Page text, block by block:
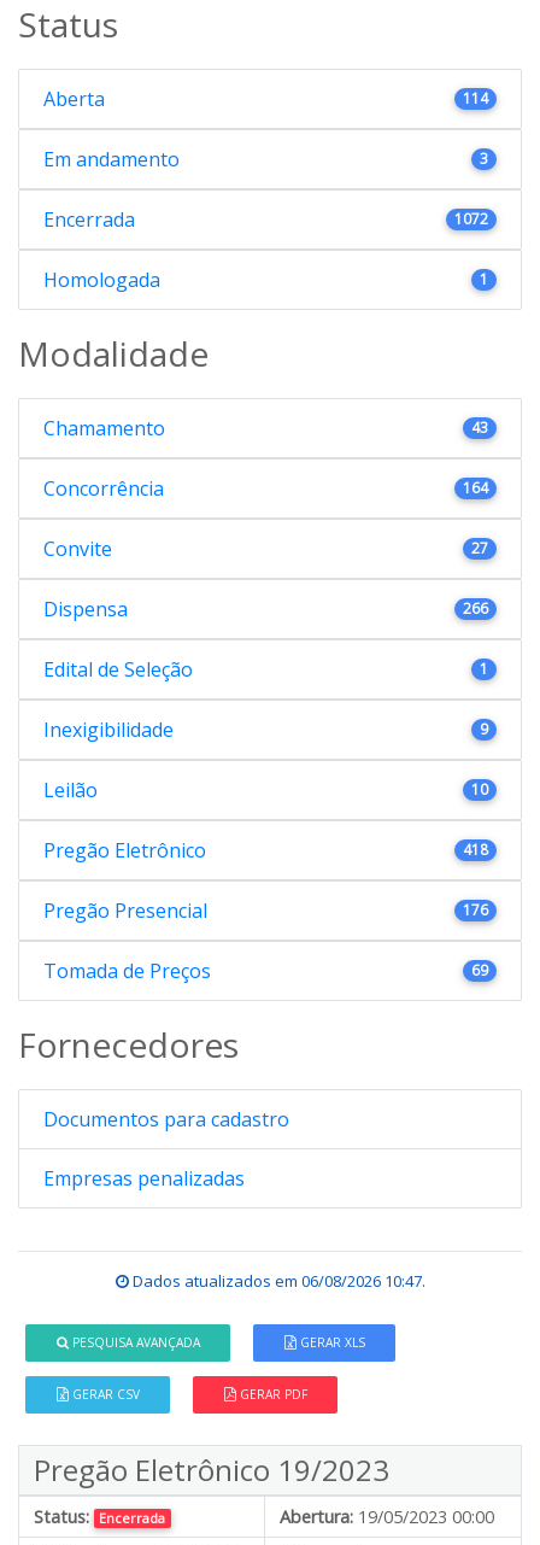
Status
Aberta 114
Em andamento 3
Encerrada 1072
Homologada 1
Modalidade
Chamamento 43
Concorrência 164
Convite 27
Dispensa 266
Edital de Seleção 1
Inexigibilidade 9
Leilão 10
Pregão Eletrônico 418
Pregão Presencial 176
Tomada de Preços 69
Fornecedores
Documentos para cadastro
Empresas penalizadas
Dados atualizados em 06/08/2026 10:47.
PESQUISA AVANÇADA GERAR XLS
GERAR CSV GERAR PDF
Pregão Eletrônico 19/2023
Status: Encerrada Abertura: 19/05/2023 00:00